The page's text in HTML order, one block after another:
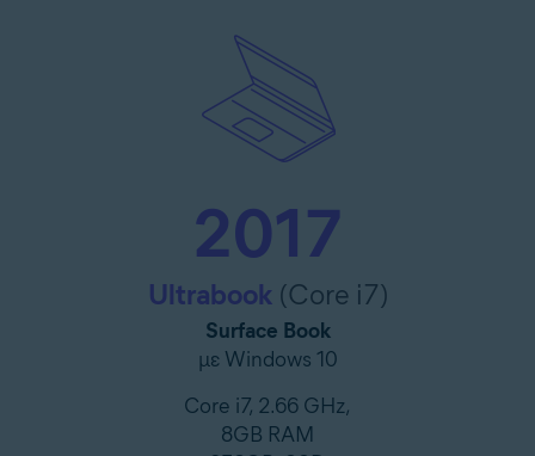
2017
Ultrabook (Core i7)
Surface Book
με Windows 10
Core i7, 2.66 GHz,
8GB RAM